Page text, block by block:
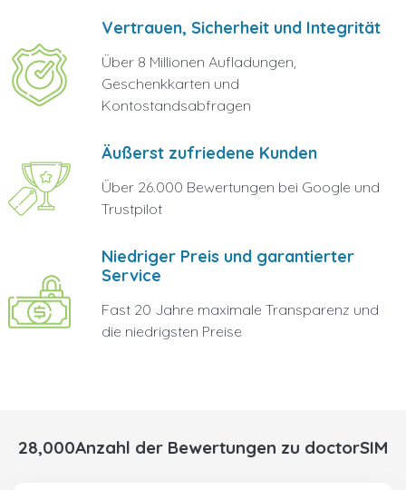
Vertrauen, Sicherheit und Integrität
Über 8 Millionen Aufladungen,
Geschenkkarten und
Kontostandsabfragen
Äußerst zufriedene Kunden
Über 26.000 Bewertungen bei Google und
Trustpilot
Niedriger Preis und garantierter
Service
Fast 20 Jahre maximale Transparenz und
die niedrigsten Preise
28,000Anzahl der Bewertungen zu doctorSIM